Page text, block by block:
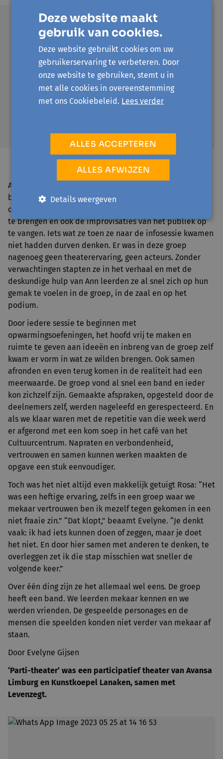
Het was een heftige
ervaring, zelfs in een
groep waar we mekaar
vertrouwen ben ik
in een niet fraaie zin.
Rosa, Deelnemer
Alejandro, Annie, Evelyne, Marie-Lou, Rosa en Sven
brachten de opdracht tot een goed einde. Het lukte hen
om de scenes op een geloofwaardige manier naar voor
te brengen en ook de improvisaties van het publiek op
te vangen. Iets wat ze toen ze naar de infosessie kwamen
niet hadden durven denken. Er was in deze groep
nagenoeg geen theaterervaring, geen acteurs. Zonder
verwachtingen stapten ze in het verhaal en met de
deskundige hulp van Ann leerden ze al snel zich op hun
gemak te voelen in de groep, in de zaal en op het
podium.
Door iedere sessie te beginnen met
opwarmingsoefeningen, het hoofd vrij te maken en
ruimte te geven aan ideeën en inbreng van de groep zelf
kwam er vorm in wat ze wilden brengen. Ook samen
afronden en even terug komen in de realiteit had een
meerwaarde. De groep vond al snel een band en ieder
kon zichzelf zijn. Gemaakte afspraken, opgesteld door de
deelnemers zelf, werden nageleefd en gerespecteerd. En
als we klaar waren met de repetitie van die week werd
er afgerond met een kom soep in het café van het
Cultuurcentrum. Napraten en verbondenheid,
vertrouwen en samen kunnen werken maakten de
opgave een stuk eenvoudiger.
Toch was het niet altijd even makkelijk getuigt Rosa: “Het
was een heftige ervaring, zelfs in een groep waar we
mekaar vertrouwen ben ik mezelf tegen gekomen in een
niet fraaie zin.” “Dat klopt,” beaamt Evelyne. “Je denkt
vaak: ik had iets kunnen doen of zeggen, maar je doet
het niet. En door hier samen met anderen te denken, te
overleggen zet ik die stap misschien wat sneller de
volgende keer.”
Over één ding zijn ze het allemaal wel eens. De groep
heeft een band. We leerden mekaar kennen en we
werden vrienden. De gespeelde personages en de
mensen die speelden konden niet verder van mekaar af
staan.
Door Evelyne Gijsen
‘Parti-theater’ was een participatief theater van Avansa
Limburg en Kunstkoepel Lanaken, samen met
Levenzegt.
Deze website maakt
gebruik van cookies.
Deze website gebruikt cookies om uw
gebruikerservaring te verbeteren. Door
onze website te gebruiken, stemt u in
met alle cookies in overeenstemming
met ons Cookiebeleid. Lees verder
ALLES ACCEPTEREN
ALLES AFWIJZEN
Details weergeven